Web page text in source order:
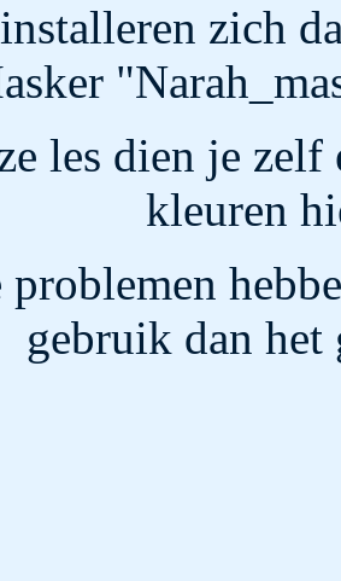
installeren zich
les dien je zelf
kleuren
gebruik dan